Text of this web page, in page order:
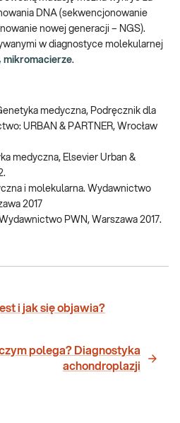
DNA (sekwencjonowanie
nowej generacji – NGS).
w diagnostyce molekularnej
mikromacierze.
medyczna, Podręcznik dla
URBAN & PARTNER, Wrocław
medyczna, Elsevier Urban &
i molekularna. Wydawnictwo
2017
PWN, Warszawa 2017.
i jak się objawia?
polega? Diagnostyka
achondroplazji